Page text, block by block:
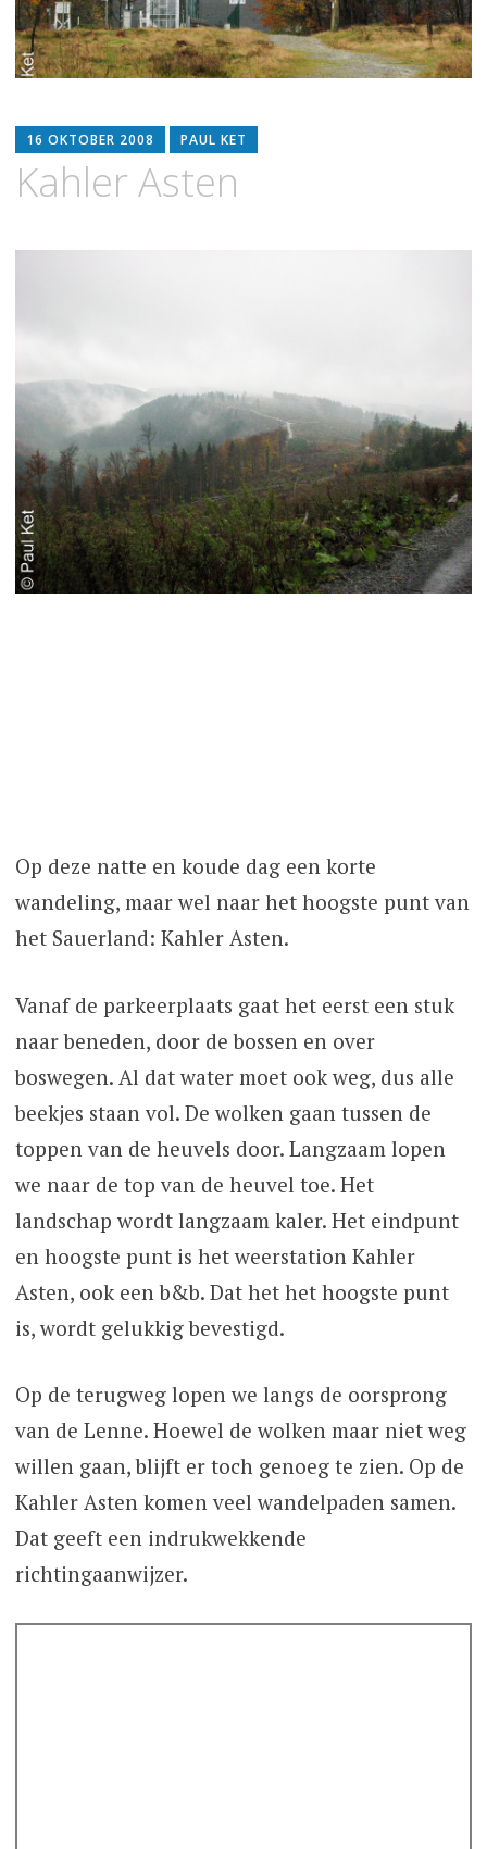
16 OKTOBER 2008 PAUL KET
Kahler Asten
Op deze natte en koude dag een korte
wandeling, maar wel naar het hoogste punt van
het Sauerland: Kahler Asten.
Vanaf de parkeerplaats gaat het eerst een stuk
naar beneden, door de bossen en over
boswegen. Al dat water moet ook weg, dus alle
beekjes staan vol. De wolken gaan tussen de
toppen van de heuvels door. Langzaam lopen
we naar de top van de heuvel toe. Het
landschap wordt langzaam kaler. Het eindpunt
en hoogste punt is het weerstation Kahler
Asten, ook een b&b. Dat het het hoogste punt
is, wordt gelukkig bevestigd.
Op de terugweg lopen we langs de oorsprong
van de Lenne. Hoewel de wolken maar niet weg
willen gaan, blijft er toch genoeg te zien. Op de
Kahler Asten komen veel wandelpaden samen.
Dat geeft een indrukwekkende
richtingaanwijzer.